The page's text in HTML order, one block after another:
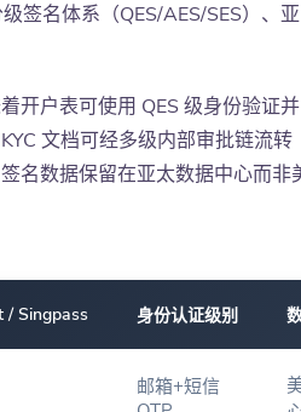
签名体系（QES/AES/SES）、亚
开户表可使用 QES 级身份验证并
文档可经多级内部审批链流转
名数据保留在亚太数据中心而非
/ Singpass 身份认证级别
邮箱+短信